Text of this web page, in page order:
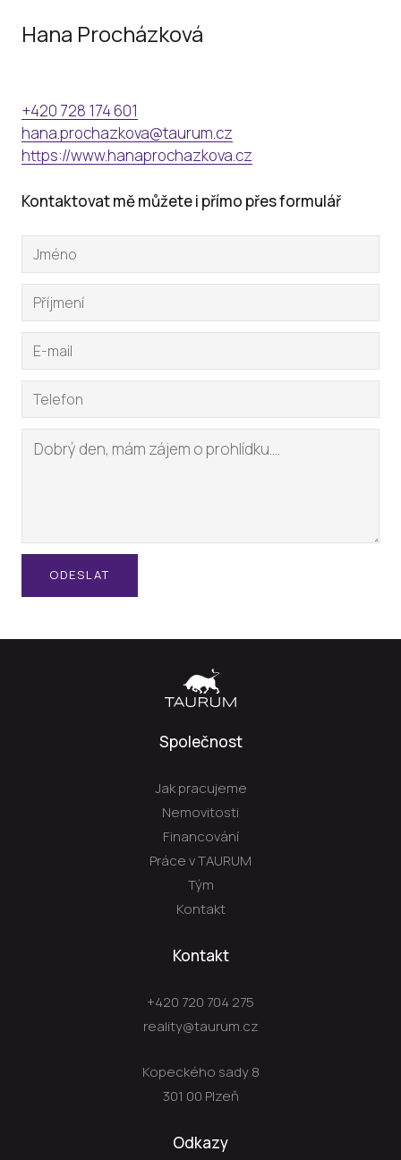
Hana Procházková
+420 728 174 601
hana.prochazkova@taurum.cz
https://www.hanaprochazkova.cz
Kontaktovat mě můžete i přímo přes formulář
ODESLAT
Společnost
Jak pracujeme
Nemovitosti
Financování
Práce v TAURUM
Tým
Kontakt
Kontakt
+420 720 704 275
reality@taurum.cz
Kopeckého sady 8
301 00 Plzeň
Odkazy